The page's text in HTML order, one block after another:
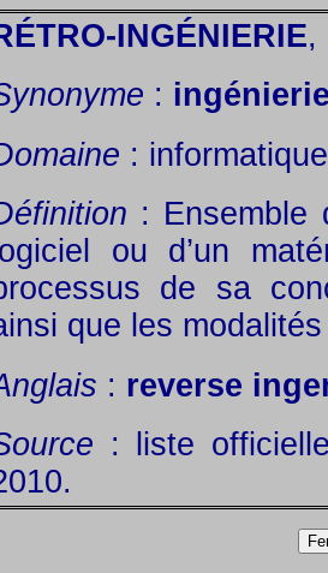
INGÉNIERIE,
:
:
: Ensemble
logiciel ou d’un
de sa
que les
: reverse
: liste